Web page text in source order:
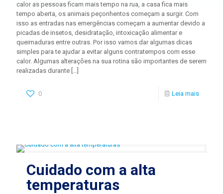
calor as pessoas ficam mais tempo na rua, a casa fica mais
tempo aberta, os animais peçonhentos começam a surgir. Com
isso as entradas nas emergências começam a aumentar devido a
picadas de insetos, desidratação, intoxicação alimentar e
queimaduras entre outras. Por isso vamos dar algumas dicas
simples para te ajudar a evitar alguns contratempos com esse
calor. Algumas alterações na sua rotina são importantes de serem
realizadas durante […]
0 Leia mais
Cuidado com a alta
temperaturas